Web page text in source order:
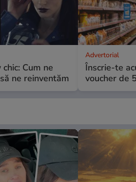
Cum ne
ne reinventăm
Advertorial
Înscrie-te
voucher de